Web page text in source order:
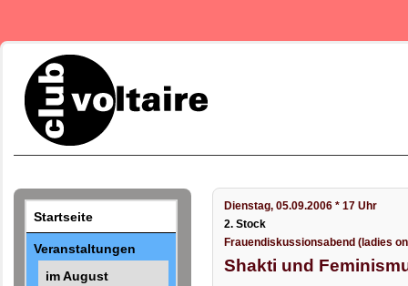
Startseite
Veranstaltungen
im August
Dienstag, 05.09.2006 * 17 Uhr
2. Stock
Frauendiskussionsabend (ladies
Shakti und